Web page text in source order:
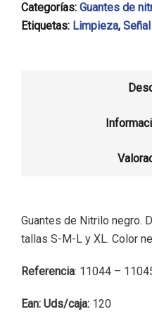
Categorías: Guantes de
Etiquetas: Limpieza,
Guantes de Nitrilo negro.
tallas S-M-L y XL. Color
Referencia: 11044 –
Ean: Uds/caja: 120